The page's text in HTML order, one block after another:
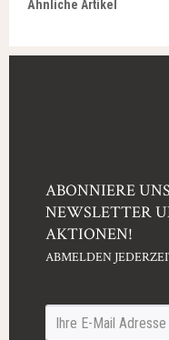
Ähnliche Artikel
ABONNIERE
NEWSLETTER
AKTIONEN!
ABMELDEN